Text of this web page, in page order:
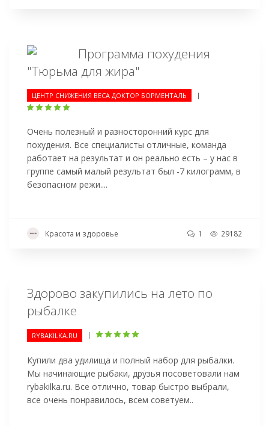
Программа похудения
"Тюрьма для жира"
ЦЕНТР СНИЖЕНИЯ ВЕСА ДОКТОР БОРМЕНТАЛЬ |
Очень полезный и разносторонний курс для
похудения. Все специалисты отличные, команда
работает на результат и он реально есть – у нас в
группе самый малый результат был -7 килограмм, в
безопасном режи....
Красота и здоровье 1 29182
Здорово закупились на лето по
рыбалке
RYBAKILKA.RU |
Купили два удилища и полный набор для рыбалки.
Мы начинающие рыбаки, друзья посоветовали нам
rybakilka.ru. Все отлично, товар быстро выбрали,
все очень понравилось, всем советуем..